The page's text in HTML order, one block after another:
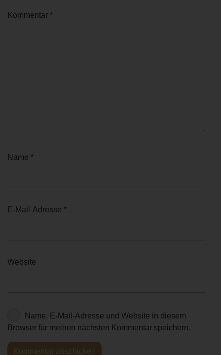
Kommentar *
Name *
E-Mail-Adresse *
Website
Name, E-Mail-Adresse und Website in diesem
Browser für meinen nächsten Kommentar speichern.